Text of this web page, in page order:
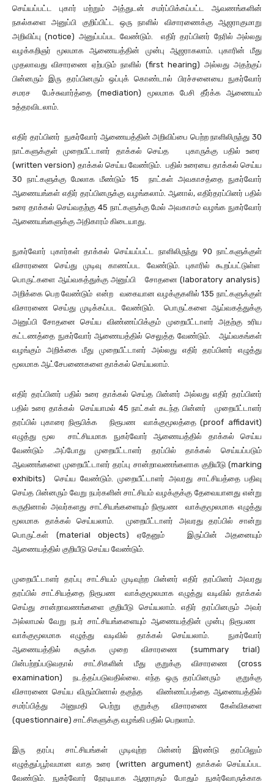
செய்யப்பட்ட புகார் மற்றும் அத்துடன் சமர்ப்பிக்கப்பட்ட ஆவணங்களின்
நகல்களை அனுப்பி குறிப்பிட்ட ஒரு நாளில் விசாரணைக்கு ஆஜராகுமாறு
அறிவிப்பு (notice) அனுப்பப்பட வேண்டும். எதிர் தரப்பினர் நேரில் அல்லது
வழக்கறிஞர் மூலமாக ஆணையத்தின் முன்பு ஆஜராகலாம். புகாரின் மீது
முதலாவது விசாரணை ஏற்படும் நாளில் (first hearing) அல்லது அதற்குப்
பின்னரும் இரு தரப்பினரும் ஒப்புக் கொண்டால் பிரச்சனையை நுகர்வோர்
சமரச பேச்சுவார்த்தை (mediation) மூலமாக பேசி தீர்க்க ஆணையம்
உத்தரவிடலாம்.
எதிர் தரப்பினர் நுகர்வோர் ஆணையத்தின் அறிவிப்பை பெற்ற நாளிலிருந்து 30
நாட்களுக்குள் முறையீட்டாளர் தாக்கல் செய்த புகாருக்கு பதில் உரை
(written version) தாக்கல் செய்ய வேண்டும். பதில் உரையை தாக்கல் செய்ய
30 நாட்களுக்கு மேலாக மீண்டும் 15 நாட்கள் அவகாசத்தை நுகர்வோர்
ஆணையங்கள் எதிர் தரப்பினருக்கு வழங்கலாம். ஆனால், எதிர்தரப்பினர் பதில்
உரை தாக்கல் செய்வதற்கு 45 நாட்களுக்கு மேல் அவகாசம் வழங்க நுகர்வோர்
ஆணையங்களுக்கு அதிகாரம் கிடையாது.
நுகர்வோர் புகார்கள் தாக்கல் செய்யப்பட்ட நாளிலிருந்து 90 நாட்களுக்குள்
விசாரணை செய்து முடிவு காணப்பட வேண்டும். புகாரில் கூறப்பட்டுள்ள
பொருட்களை ஆய்வகத்துக்கு அனுப்பி சோதனை (laboratory analysis)
அறிக்கை பெற வேண்டும் என்ற வகையான வழக்குகளில் 135 நாட்களுக்குள்
விசாரணை செய்து முடிக்கப்பட வேண்டும். பொருட்களை ஆய்வகத்துக்கு
அனுப்பி சோதனை செய்ய விண்ணப்பிக்கும் முறையீட்டாளர் அதற்கு உரிய
கட்டணத்தை நுகர்வோர் ஆணையத்தில் செலுத்த வேண்டும். ஆய்வகங்கள்
வழங்கும் அறிக்கை மீது முறையீட்டாளர் அல்லது எதிர் தரப்பினர் எழுத்து
மூலமாக ஆட்சேபணைகளை தாக்கல் செய்யலாம்.
எதிர் தரப்பினர் பதில் உரை தாக்கல் செய்த பின்னர் அல்லது எதிர் தரப்பினர்
பதில் உரை தாக்கல் செய்யாமல் 45 நாட்கள் கடந்த பின்னர் முறையீட்டாளர்
தரப்பில் புகாரை நிரூபிக்க நிரூபண வாக்குமூலத்தை (proof affidavit)
எழுத்து மூல சாட்சியமாக நுகர்வோர் ஆணையத்தில் தாக்கல் செய்ய
வேண்டும் .அப்போது முறையீட்டாளர் தரப்பில் தாக்கல் செய்யப்படும்
ஆவணங்களை முறையீட்டாளர் தரப்பு சான்றாவணங்களாக குறியீடு (marking
exhibits) செய்ய வேண்டும். முறையீட்டாளர் அவரது சாட்சியத்தை பதிவு
செய்த பின்னரும் வேறு நபர்களின் சாட்சியம் வழக்குக்கு தேவையானது என்று
கருதினால் அவர்களது சாட்சியங்களையும் நிரூபண வாக்குமூலமாக எழுத்து
மூலமாக தாக்கல் செய்யலாம். முறையீட்டாளர் அவரது தரப்பில் சான்று
பொருட்கள் (material objects) ஏதேனும் இருப்பின் அதனையும்
ஆணையத்தில் குறியீடு செய்ய வேண்டும்.
முறையீட்டாளர் தரப்பு சாட்சியம் முடிவுற்ற பின்னர் எதிர் தரப்பினர் அவரது
தரப்பில் சாட்சியத்தை நிரூபண வாக்குமூலமாக எழுத்து வடிவில் தாக்கல்
செய்து சான்றாவணங்களை குறியீடு செய்யலாம். எதிர் தரப்பினரும் அவர்
அல்லாமல் வேறு நபர் சாட்சியங்களையும் ஆணையத்தின் முன்பு நிரூபண
வாக்குமூலமாக எழுத்து வடிவில் தாக்கல் செய்யலாம். நுகர்வோர்
ஆணையத்தில் சுருக்க முறை விசாரணை (summary trial)
பின்பற்றப்படுவதால் சாட்சிகளின் மீது குறுக்கு விசாரணை (cross
examination) நடத்தப்படுவதில்லை. எந்த ஒரு தரப்பினரும் குறுக்கு
விசாரணை செய்ய விரும்பினால் தகுந்த விண்ணப்பத்தை ஆணையத்தில்
சமர்ப்பித்து அனுமதி பெற்று குறுக்கு விசாரணை கேள்விகளை
(questionnaire) சாட்சிகளுக்கு வழங்கி பதில் பெறலாம்.
இரு தரப்பு சாட்சியங்கள் முடிவுற்ற பின்னர் இரண்டு தரப்பிலும்
எழுத்துப்பூர்வமான வாத உரை (written argument) தாக்கல் செய்யப்பட
வேண்டும். நுகர்வோர் நேரடியாக ஆஜராகும் போதும் நுகர்வோருக்காக